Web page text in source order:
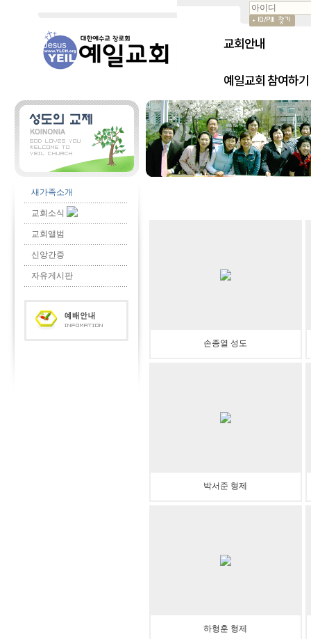
교회안내
예일교회 참여하기
새가족소개
교회소식
교회앨범
신앙간증
자유게시판
손종열 성도
박서준 형제
하형훈 형제